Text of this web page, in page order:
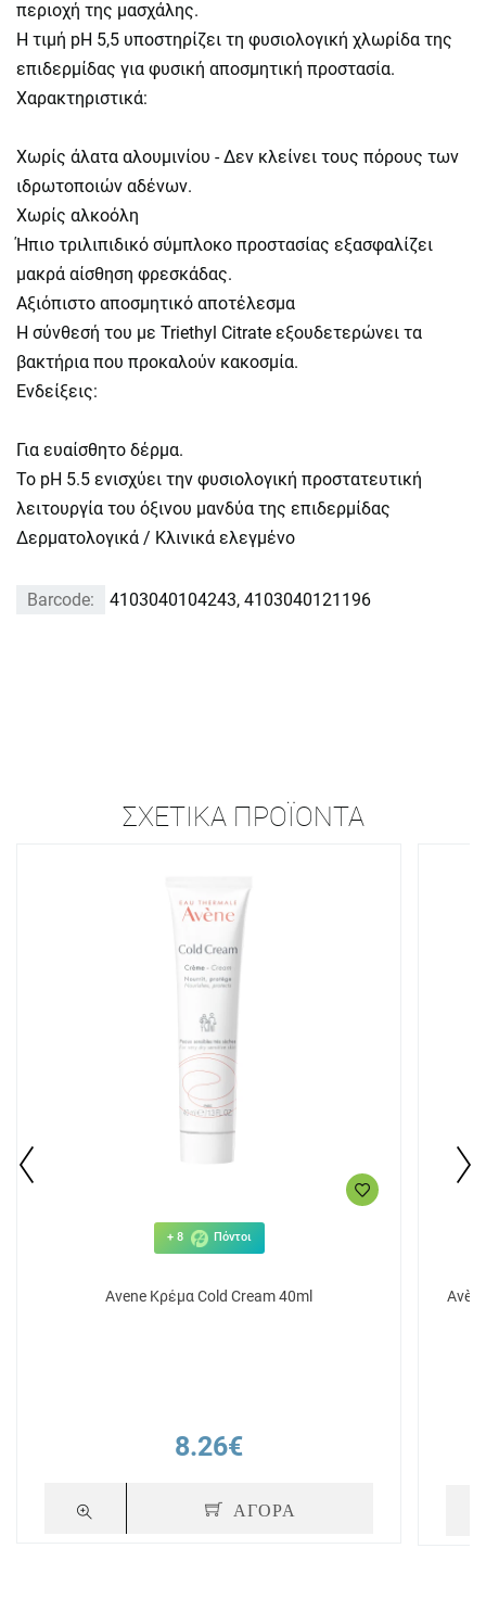
περιοχή της μασχάλης.
Η τιμή pH 5,5 υποστηρίζει τη φυσιολογική χλωρίδα της
επιδερμίδας για φυσική αποσμητική προστασία.
Χαρακτηριστικά:
Χωρίς άλατα αλουμινίου - Δεν κλείνει τους πόρους των
ιδρωτοποιών αδένων.
Χωρίς αλκοόλη
Ήπιο τριλιπιδικό σύμπλοκο προστασίας εξασφαλίζει
μακρά αίσθηση φρεσκάδας.
Αξιόπιστο αποσμητικό αποτέλεσμα
Η σύνθεσή του με Triethyl Citrate εξουδετερώνει τα
βακτήρια που προκαλούν κακοσμία.
Ενδείξεις:
Για ευαίσθητο δέρμα.
Το pH 5.5 ενισχύει την φυσιολογική προστατευτική
λειτουργία του όξινου μανδύα της επιδερμίδας
Δερματολογικά / Κλινικά ελεγμένο
Barcode: 4103040104243, 4103040121196
ΣΧΕΤΙΚΆ ΠΡΟΪΌΝΤΑ
+ 8 Πόντοι
Avene Κρέμα Cold Cream 40ml
8.26€
ΑΓΟΡΑ